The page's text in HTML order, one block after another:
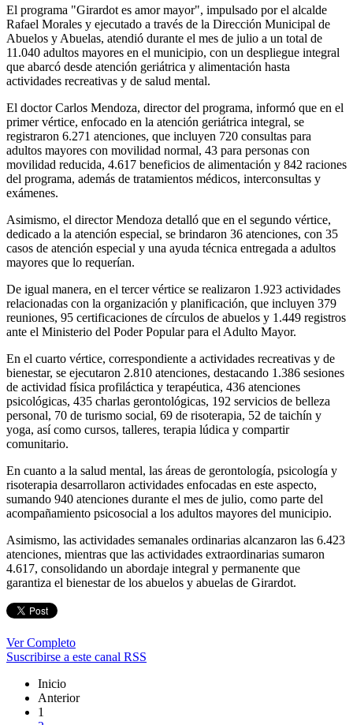
El programa "Girardot es amor mayor", impulsado por el alcalde
Rafael Morales y ejecutado a través de la Dirección Municipal de
Abuelos y Abuelas, atendió durante el mes de julio a un total de
11.040 adultos mayores en el municipio, con un despliegue integral
que abarcó desde atención geriátrica y alimentación hasta
actividades recreativas y de salud mental.
El doctor Carlos Mendoza, director del programa, informó que en el
primer vértice, enfocado en la atención geriátrica integral, se
registraron 6.271 atenciones, que incluyen 720 consultas para
adultos mayores con movilidad normal, 43 para personas con
movilidad reducida, 4.617 beneficios de alimentación y 842 raciones
del programa, además de tratamientos médicos, interconsultas y
exámenes.
Asimismo, el director Mendoza detalló que en el segundo vértice,
dedicado a la atención especial, se brindaron 36 atenciones, con 35
casos de atención especial y una ayuda técnica entregada a adultos
mayores que lo requerían.
De igual manera, en el tercer vértice se realizaron 1.923 actividades
relacionadas con la organización y planificación, que incluyen 379
reuniones, 95 certificaciones de círculos de abuelos y 1.449 registros
ante el Ministerio del Poder Popular para el Adulto Mayor.
En el cuarto vértice, correspondiente a actividades recreativas y de
bienestar, se ejecutaron 2.810 atenciones, destacando 1.386 sesiones
de actividad física profiláctica y terapéutica, 436 atenciones
psicológicas, 435 charlas gerontológicas, 192 servicios de belleza
personal, 70 de turismo social, 69 de risoterapia, 52 de taichín y
yoga, así como cursos, talleres, terapia lúdica y compartir
comunitario.
En cuanto a la salud mental, las áreas de gerontología, psicología y
risoterapia desarrollaron actividades enfocadas en este aspecto,
sumando 940 atenciones durante el mes de julio, como parte del
acompañamiento psicosocial a los adultos mayores del municipio.
Asimismo, las actividades semanales ordinarias alcanzaron las 6.423
atenciones, mientras que las actividades extraordinarias sumaron
4.617, consolidando un abordaje integral y permanente que
garantiza el bienestar de los abuelos y abuelas de Girardot.
Ver Completo
Suscribirse a este canal RSS
Inicio
Anterior
1